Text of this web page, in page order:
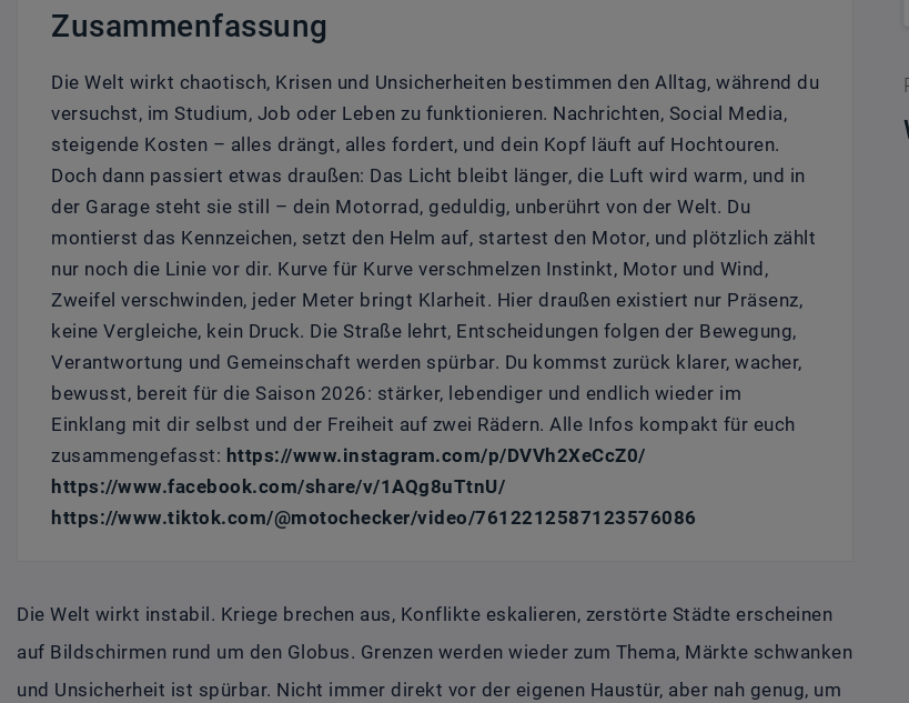
Zusammenfassung
Die Welt wirkt chaotisch, Krisen und Unsicherheiten bestimmen den Alltag, während du
versuchst, im Studium, Job oder Leben zu funktionieren. Nachrichten, Social Media,
steigende Kosten – alles drängt, alles fordert, und dein Kopf läuft auf Hochtouren.
Doch dann passiert etwas draußen: Das Licht bleibt länger, die Luft wird warm, und in
der Garage steht sie still – dein Motorrad, geduldig, unberührt von der Welt. Du
montierst das Kennzeichen, setzt den Helm auf, startest den Motor, und plötzlich zählt
nur noch die Linie vor dir. Kurve für Kurve verschmelzen Instinkt, Motor und Wind,
Zweifel verschwinden, jeder Meter bringt Klarheit. Hier draußen existiert nur Präsenz,
keine Vergleiche, kein Druck. Die Straße lehrt, Entscheidungen folgen der Bewegung,
Verantwortung und Gemeinschaft werden spürbar. Du kommst zurück klarer, wacher,
bewusst, bereit für die Saison 2026: stärker, lebendiger und endlich wieder im
Einklang mit dir selbst und der Freiheit auf zwei Rädern. Alle Infos kompakt für euch
zusammengefasst: https://www.instagram.com/p/DVVh2XeCcZ0/
https://www.facebook.com/share/v/1AQg8uTtnU/
https://www.tiktok.com/@motochecker/video/7612212587123576086
Die Welt wirkt instabil. Kriege brechen aus, Konflikte eskalieren, zerstörte Städte erscheinen
auf Bildschirmen rund um den Globus. Grenzen werden wieder zum Thema, Märkte schwanken
und Unsicherheit ist spürbar. Nicht immer direkt vor der eigenen Haustür, aber nah genug, um